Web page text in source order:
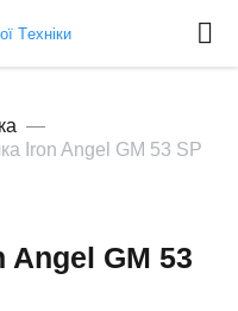
Iron Angel GM 53 SP
Angel GM 53